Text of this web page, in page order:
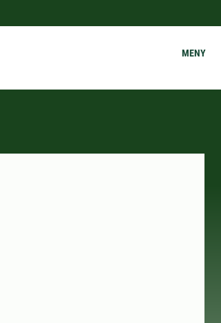
MENY